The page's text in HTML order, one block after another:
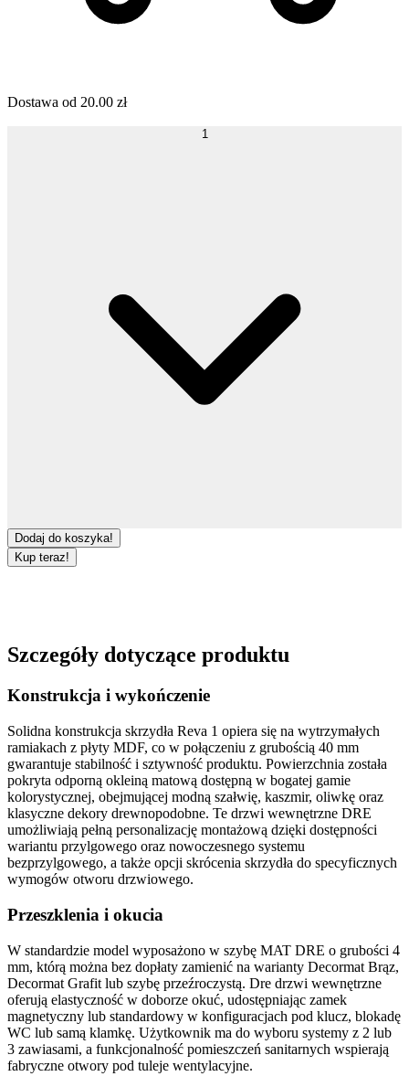
Dostawa od 20.00 zł
1
Dodaj do koszyka!
Kup teraz!
Szczegóły dotyczące produktu
Konstrukcja i wykończenie
Solidna konstrukcja skrzydła Reva 1 opiera się na wytrzymałych
ramiakach z płyty MDF, co w połączeniu z grubością 40 mm
gwarantuje stabilność i sztywność produktu. Powierzchnia została
pokryta odporną okleiną matową dostępną w bogatej gamie
kolorystycznej, obejmującej modną szałwię, kaszmir, oliwkę oraz
klasyczne dekory drewnopodobne. Te drzwi wewnętrzne DRE
umożliwiają pełną personalizację montażową dzięki dostępności
wariantu przylgowego oraz nowoczesnego systemu
bezprzylgowego, a także opcji skrócenia skrzydła do specyficznych
wymogów otworu drzwiowego.
Przeszklenia i okucia
W standardzie model wyposażono w szybę MAT DRE o grubości 4
mm, którą można bez dopłaty zamienić na warianty Decormat Brąz,
Decormat Grafit lub szybę przeźroczystą. Dre drzwi wewnętrzne
oferują elastyczność w doborze okuć, udostępniając zamek
magnetyczny lub standardowy w konfiguracjach pod klucz, blokadę
WC lub samą klamkę. Użytkownik ma do wyboru systemy z 2 lub
3 zawiasami, a funkcjonalność pomieszczeń sanitarnych wspierają
fabryczne otwory pod tuleje wentylacyjne.